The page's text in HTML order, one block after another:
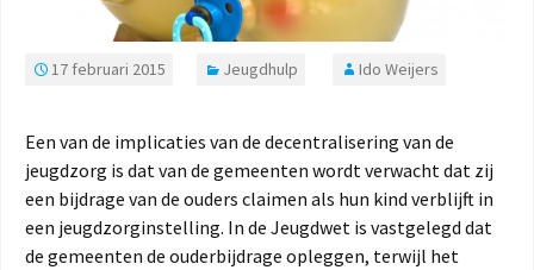
17 februari 2015 Jeugdhulp Ido Weijers
Een van de implicaties van de decentralisering van de
jeugdzorg is dat van de gemeenten wordt verwacht dat zij
een bijdrage van de ouders claimen als hun kind verblijft in
een jeugdzorginstelling. In de Jeugdwet is vastgelegd dat
de gemeenten de ouderbijdrage opleggen, terwijl het